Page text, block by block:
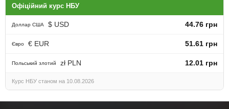
Офіційний курс НБУ
Доллар США $ USD 44.76 грн
Євро € EUR 51.61 грн
Польський злотий zł PLN 12.01 грн
Курс НБУ станом на 10.08.2026